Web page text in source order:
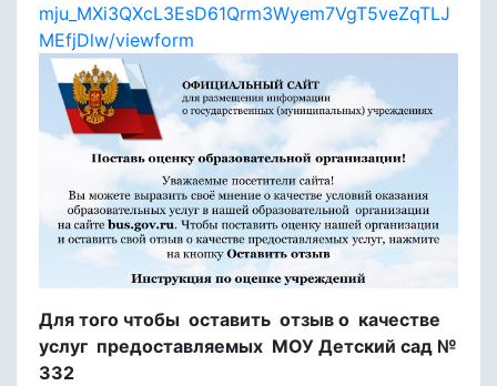
mju_MXi3QXcL3EsD61Qrm3Wyem7VgT5veZqTLJ
MEfjDlw/viewform
Для того чтобы оставить отзыв о качестве
услуг предоставляемых МОУ Детский сад №
332